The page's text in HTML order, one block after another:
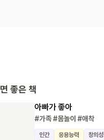
좋은 책
아빠가 좋아
#가족#몸놀이 #애착
인간 응용능력 창의성